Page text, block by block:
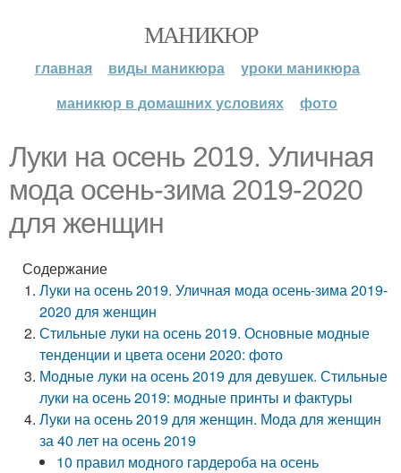
МАНИКЮР
главная виды маникюра
уроки маникюра
маникюр в домашних условиях
фото
Луки на осень 2019. Уличная
мода осень-зима 2019-2020
для женщин
Содержание
Луки на осень 2019. Уличная мода осень-зима 2019-
2020 для женщин
Стильные луки на осень 2019. Основные модные
тенденции и цвета осени 2020: фото
Модные луки на осень 2019 для девушек. Стильные
луки на осень 2019: модные принты и фактуры
Луки на осень 2019 для женщин. Мода для женщин
за 40 лет на осень 2019
10 правил модного гардероба на осень